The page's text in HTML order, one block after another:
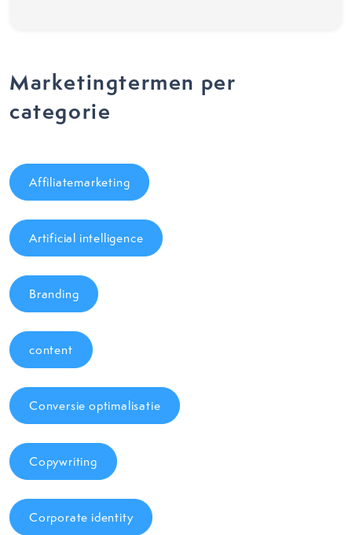
Marketingtermen per
categorie
Affiliatemarketing
Artificial intelligence
Branding
content
Conversie optimalisatie
Copywriting
Corporate identity